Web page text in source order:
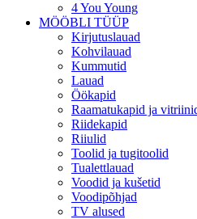
4 You Young
MÖÖBLI TÜÜP
Kirjutuslauad
Kohvilauad
Kummutid
Lauad
Öökapid
Raamatukapid ja
Riidekapid
Riiulid
Toolid ja tugitoolid
Tualettlauad
Voodid ja kušetid
Voodipõhjad
TV alused